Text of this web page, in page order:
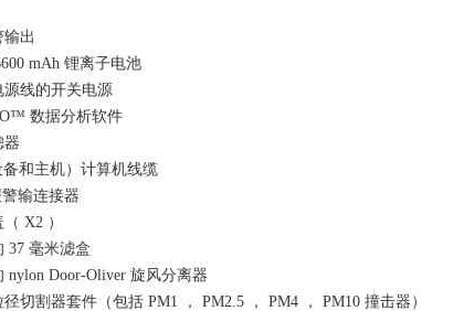
输出
mAh 锂离子电池
源线的开关电源
数据分析软件
器
备和主机）计算机线缆
输连接器
X2 ）
37 毫米滤盒
nylon Door-Oliver 旋风分离器
径切割器套件（包括 PM1 ， PM2.5 ， PM4 ， PM10 撞击器）